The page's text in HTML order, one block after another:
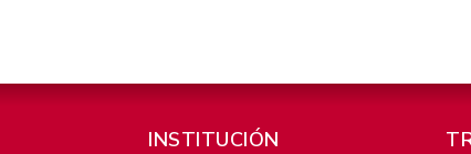
INSTITUCIÓN